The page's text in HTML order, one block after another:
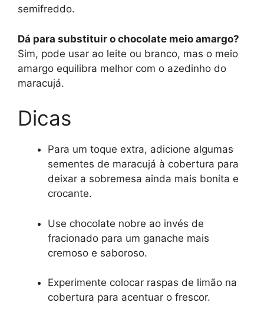
semifreddo.
Dá para substituir o chocolate meio amargo?
Sim, pode usar ao leite ou branco, mas o meio
amargo equilibra melhor com o azedinho do
maracujá.
Dicas
Para um toque extra, adicione algumas
sementes de maracujá à cobertura para
deixar a sobremesa ainda mais bonita e
crocante.
Use chocolate nobre ao invés de
fracionado para um ganache mais
cremoso e saboroso.
Experimente colocar raspas de limão na
cobertura para acentuar o frescor.